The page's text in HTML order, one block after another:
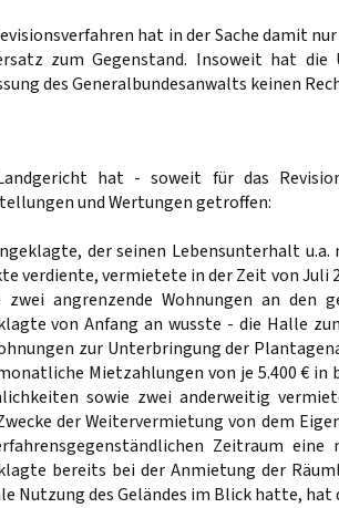
hat in der Sache damit
zum Gegenstand. Insoweit hat
des Generalbundesanwalts keinen
hat - soweit für das
und Wertungen getroffen:
der seinen Lebensunterhalt
verdiente, vermietete in der Zeit von Juli
zwei angrenzende Wohnungen an den
von Anfang an wusste - die Halle
zur Unterbringung der
Mietzahlungen von je 5.400 € in
sowie zwei anderweitig
der Weitervermietung von dem
Zeitraum
bereits bei der Anmietung der
Nutzung des Geländes im Blick hatte,